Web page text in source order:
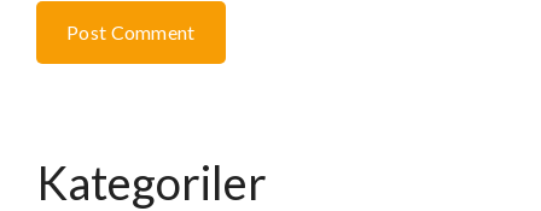
Kategoriler
Post Comment